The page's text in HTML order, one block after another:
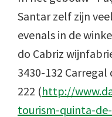
Santar zelf zijn
evenals in de
do Cabriz
3430-132 Carregal
222 (http://
tourism-quinta-